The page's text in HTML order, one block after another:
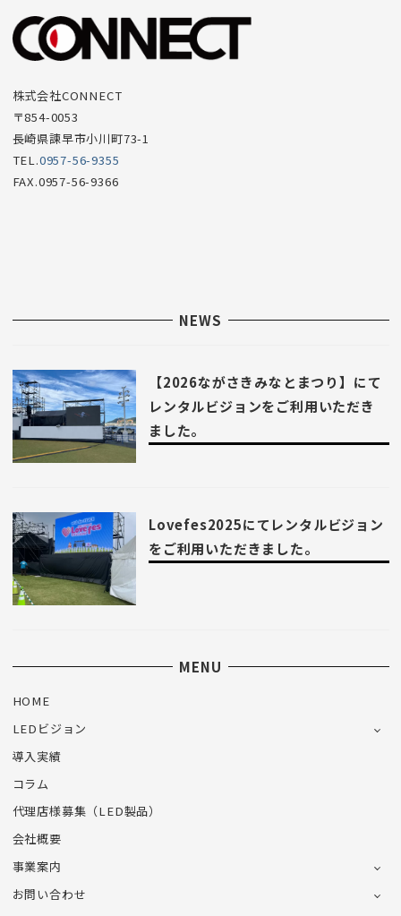
ー
項
株式会社CONNECT
〒854-0053
長崎県諫早市小川町73-1
TEL.0957-56-9355
FAX.0957-56-9366
NEWS
【2026ながさきみなとまつり】にて
レンタルビジョンをご利用いただき
ました。
Lovefes2025にてレンタルビジョン
をご利用いただきました。
MENU
HOME
LEDビジョン
導入実績
コラム
代理店様募集（LED製品）
会社概要
事業案内
お問い合わせ